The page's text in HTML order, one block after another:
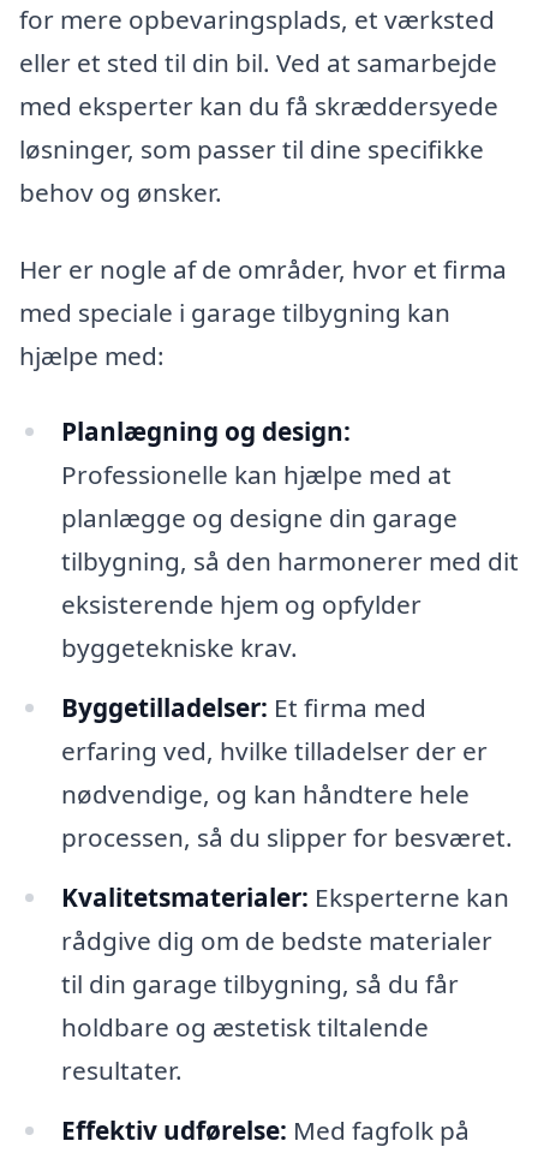
for mere opbevaringsplads, et værksted
eller et sted til din bil. Ved at samarbejde
med eksperter kan du få skræddersyede
løsninger, som passer til dine specifikke
behov og ønsker.
Her er nogle af de områder, hvor et firma
med speciale i garage tilbygning kan
hjælpe med:
Planlægning og design:
Professionelle kan hjælpe med at
planlægge og designe din garage
tilbygning, så den harmonerer med dit
eksisterende hjem og opfylder
byggetekniske krav.
Byggetilladelser: Et firma med
erfaring ved, hvilke tilladelser der er
nødvendige, og kan håndtere hele
processen, så du slipper for besværet.
Kvalitetsmaterialer: Eksperterne kan
rådgive dig om de bedste materialer
til din garage tilbygning, så du får
holdbare og æstetisk tiltalende
resultater.
Effektiv udførelse: Med fagfolk på